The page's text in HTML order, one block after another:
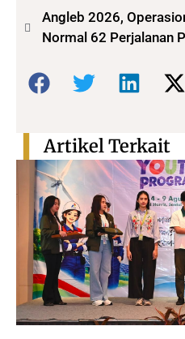
Angleb 2026,
Normal 62 Perjalanan
Bagikan:
Artikel Terkait